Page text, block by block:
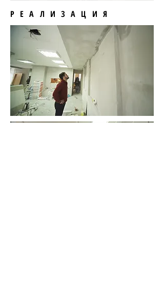
РЕАЛИЗАЦИЯ